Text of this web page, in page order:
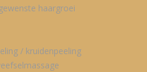
haargroei
/ kruidenpeeling